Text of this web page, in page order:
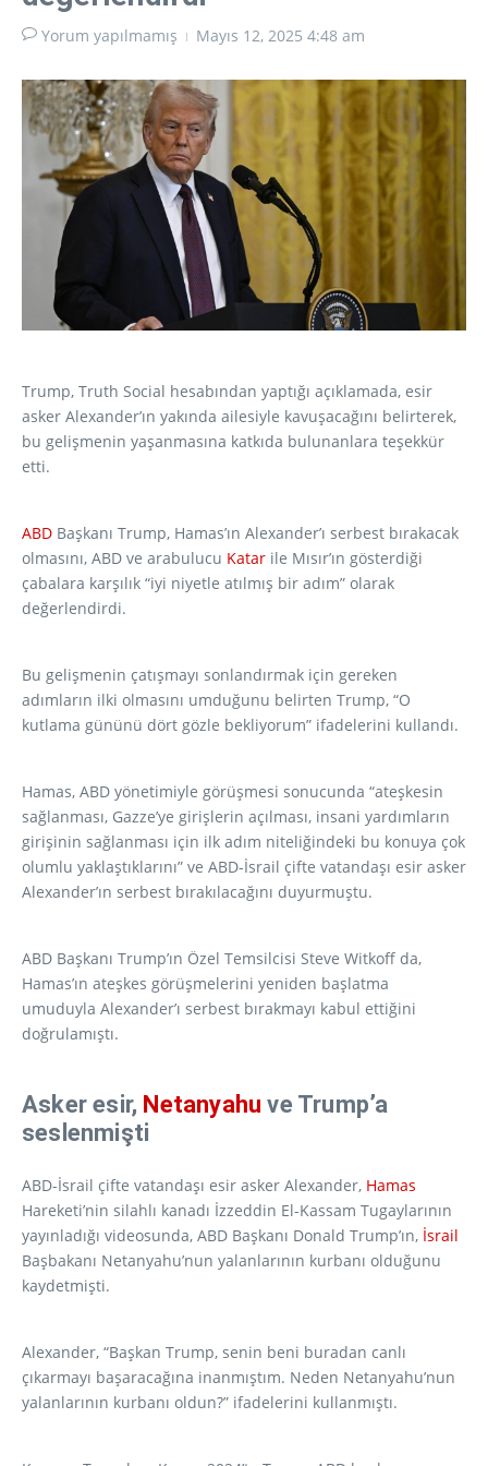
Yorum yapılmamış Mayıs 12, 2025 4:48 am
Trump, Truth Social hesabından yaptığı açıklamada, esir
asker Alexander’ın yakında ailesiyle kavuşacağını belirterek,
bu gelişmenin yaşanmasına katkıda bulunanlara teşekkür
etti.
ABD Başkanı Trump, Hamas’ın Alexander’ı serbest bırakacak
olmasını, ABD ve arabulucu Katar ile Mısır’ın gösterdiği
çabalara karşılık “iyi niyetle atılmış bir adım” olarak
değerlendirdi.
Bu gelişmenin çatışmayı sonlandırmak için gereken
adımların ilki olmasını umduğunu belirten Trump, “O
kutlama gününü dört gözle bekliyorum” ifadelerini kullandı.
Hamas, ABD yönetimiyle görüşmesi sonucunda “ateşkesin
sağlanması, Gazze’ye girişlerin açılması, insani yardımların
girişinin sağlanması için ilk adım niteliğindeki bu konuya çok
olumlu yaklaştıklarını” ve ABD-İsrail çifte vatandaşı esir asker
Alexander’ın serbest bırakılacağını duyurmuştu.
ABD Başkanı Trump’ın Özel Temsilcisi Steve Witkoff da,
Hamas’ın ateşkes görüşmelerini yeniden başlatma
umuduyla Alexander’ı serbest bırakmayı kabul ettiğini
doğrulamıştı.
Asker esir, Netanyahu ve Trump’a
seslenmişti
ABD-İsrail çifte vatandaşı esir asker Alexander, Hamas
Hareketi’nin silahlı kanadı İzzeddin El-Kassam Tugaylarının
yayınladığı videosunda, ABD Başkanı Donald Trump’ın, İsrail
Başbakanı Netanyahu’nun yalanlarının kurbanı olduğunu
kaydetmişti.
Alexander, “Başkan Trump, senin beni buradan canlı
çıkarmayı başaracağına inanmıştım. Neden Netanyahu’nun
yalanlarının kurbanı oldun?” ifadelerini kullanmıştı.